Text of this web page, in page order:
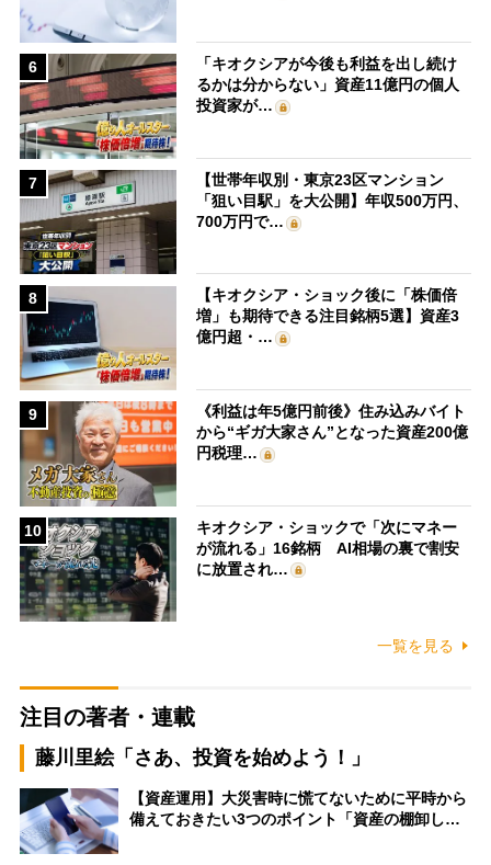
6
「キオクシアが今後も利益を出し続け
るかは分からない」資産11億円の個人
投資家が…
7
【世帯年収別・東京23区マンション
「狙い目駅」を大公開】年収500万円、
700万円で…
8
【キオクシア・ショック後に「株価倍
増」も期待できる注目銘柄5選】資産3
億円超・…
9
《利益は年5億円前後》住み込みバイト
から“ギガ大家さん”となった資産200億
円税理…
10
キオクシア・ショックで「次にマネー
が流れる」16銘柄 AI相場の裏で割安
に放置され…
一覧を見る
注目の著者・連載
藤川里絵「さあ、投資を始めよう！」
【資産運用】大災害時に慌てないために平時から
備えておきたい3つのポイント「資産の棚卸し…